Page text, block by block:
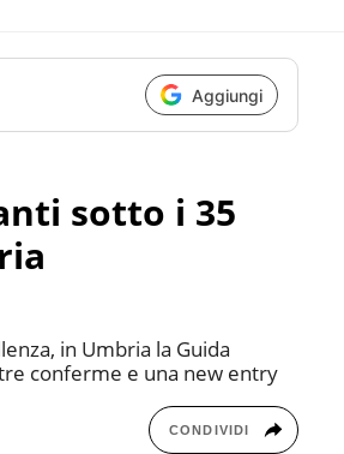
Aggiungi
sotto i 35
in Umbria la Guida
conferme e una new entry
CONDIVIDI